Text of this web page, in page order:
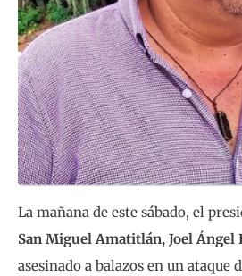
La mañana de este sábado, el
San Miguel Amatitlán, Joel Ángel
asesinado a balazos en un